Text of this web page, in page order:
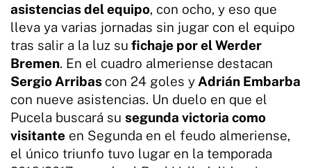
asistencias del equipo, con ocho, y eso que
lleva ya varias jornadas sin jugar con el equipo
tras salir a la luz su fichaje por el Werder
Bremen. En el cuadro almeriense destacan
Sergio Arribas con 24 goles y Adrián Embarba
con nueve asistencias. Un duelo en que el
Pucela buscará su segunda victoria como
visitante en Segunda en el feudo almeriense,
el único triunfo tuvo lugar en la temporada